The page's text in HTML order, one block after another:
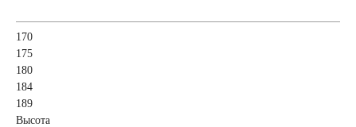
170
175
180
184
189
Высота